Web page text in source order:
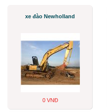
xe đào Newholland
0 VNĐ